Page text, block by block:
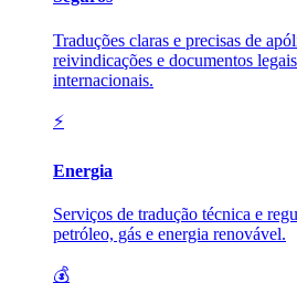
Traduções claras e precisas de
reivindicações e documentos
internacionais.
⚡
Energia
Serviços de tradução técnica e
petróleo, gás e energia renovável.
💰